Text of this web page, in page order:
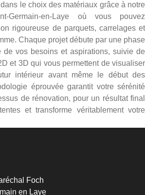
le choix des matériaux grâce à notre
Germain-en-Laye où vous pouvez
rigoureuse de parquets, carrelages et
Chaque projet débute par une phase
de vos besoins et aspirations, suivie de
et 3D qui vous permettent de visualiser
intérieur avant même le début des
éprouvée garantit votre sérénité
de rénovation, pour un résultat final
et transforme véritablement votre
Foch
en Laye